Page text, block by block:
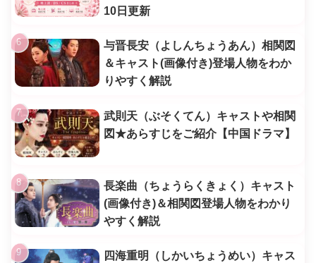
10日更新
与晋長安（よしんちょうあん）相関図
＆キャスト(画像付き)登場人物をわか
りやすく解説
武則天（ぶそくてん）キャストや相関
図★あらすじをご紹介【中国ドラマ】
長楽曲（ちょうらくきょく）キャスト
(画像付き)＆相関図登場人物をわかり
やすく解説
四海重明（しかいちょうめい）キャス